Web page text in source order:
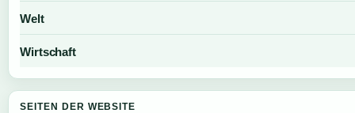
Welt
Wirtschaft
SEITEN DER WEBSITE